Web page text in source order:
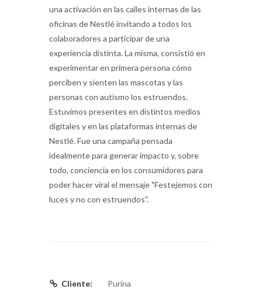
una activación en las calles internas de las
oficinas de Nestlé invitando a todos los
colaboradores a participar de una
experiencia distinta. La misma, consistió en
experimentar en primera persona cómo
perciben y sienten las mascotas y las
personas con autismo los estruendos.
Estuvimos presentes en distintos medios
digitales y en las plataformas internas de
Nestlé. Fue una campaña pensada
idealmente para generar impacto y, sobre
todo, conciencia en los consumidores para
poder hacer viral el mensaje "Festejemos con
luces y no con estruendos".
Cliente:
Purina